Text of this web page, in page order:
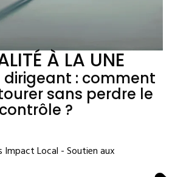
À LA UNE
dirigeant : comment
sans perdre le
contrôle ?
Impact Local - Soutien aux